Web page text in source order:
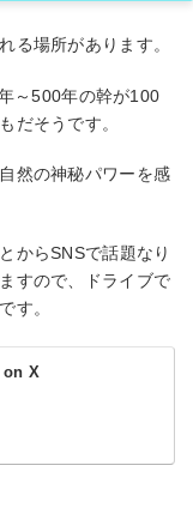
る場所があります。
～500年の幹が100
だそうです。
然の神秘パワーを感
からSNSで話題なり
すので、ドライブで
す。
on X